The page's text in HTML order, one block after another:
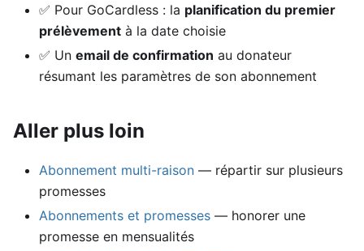
✅ Pour GoCardless : la planification du premier
prélèvement à la date choisie
✅ Un email de confirmation au donateur
résumant les paramètres de son abonnement
Aller plus loin
Abonnement multi-raison — répartir sur plusieurs
promesses
Abonnements et promesses — honorer une
promesse en mensualités